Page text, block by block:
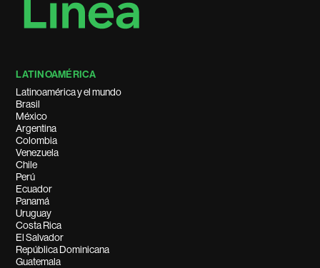
LATINOAMÉRICA
Latinoamérica y el mundo
Brasil
México
Argentina
Colombia
Venezuela
Chile
Perú
Ecuador
Panamá
Uruguay
Costa Rica
El Salvador
República Dominicana
Guatemala